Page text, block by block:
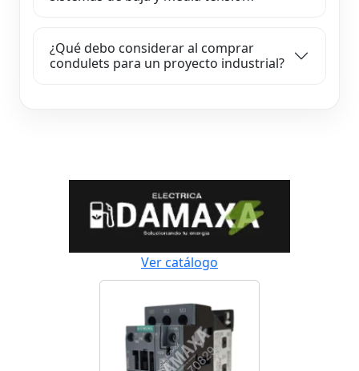
¿Qué debo considerar al comprar
condulets para un proyecto industrial?
Ver catálogo